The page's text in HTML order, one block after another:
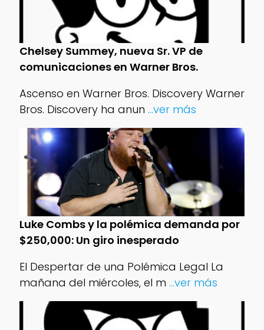
Chelsey Summey, nueva Sr. VP de
comunicaciones en Warner Bros.
Ascenso en Warner Bros. Discovery Warner
Bros. Discovery ha anun ...ver más
Luke Combs y la polémica demanda por
$250,000: Un giro inesperado
El Despertar de una Polémica Legal La
mañana del miércoles, el m ...ver más